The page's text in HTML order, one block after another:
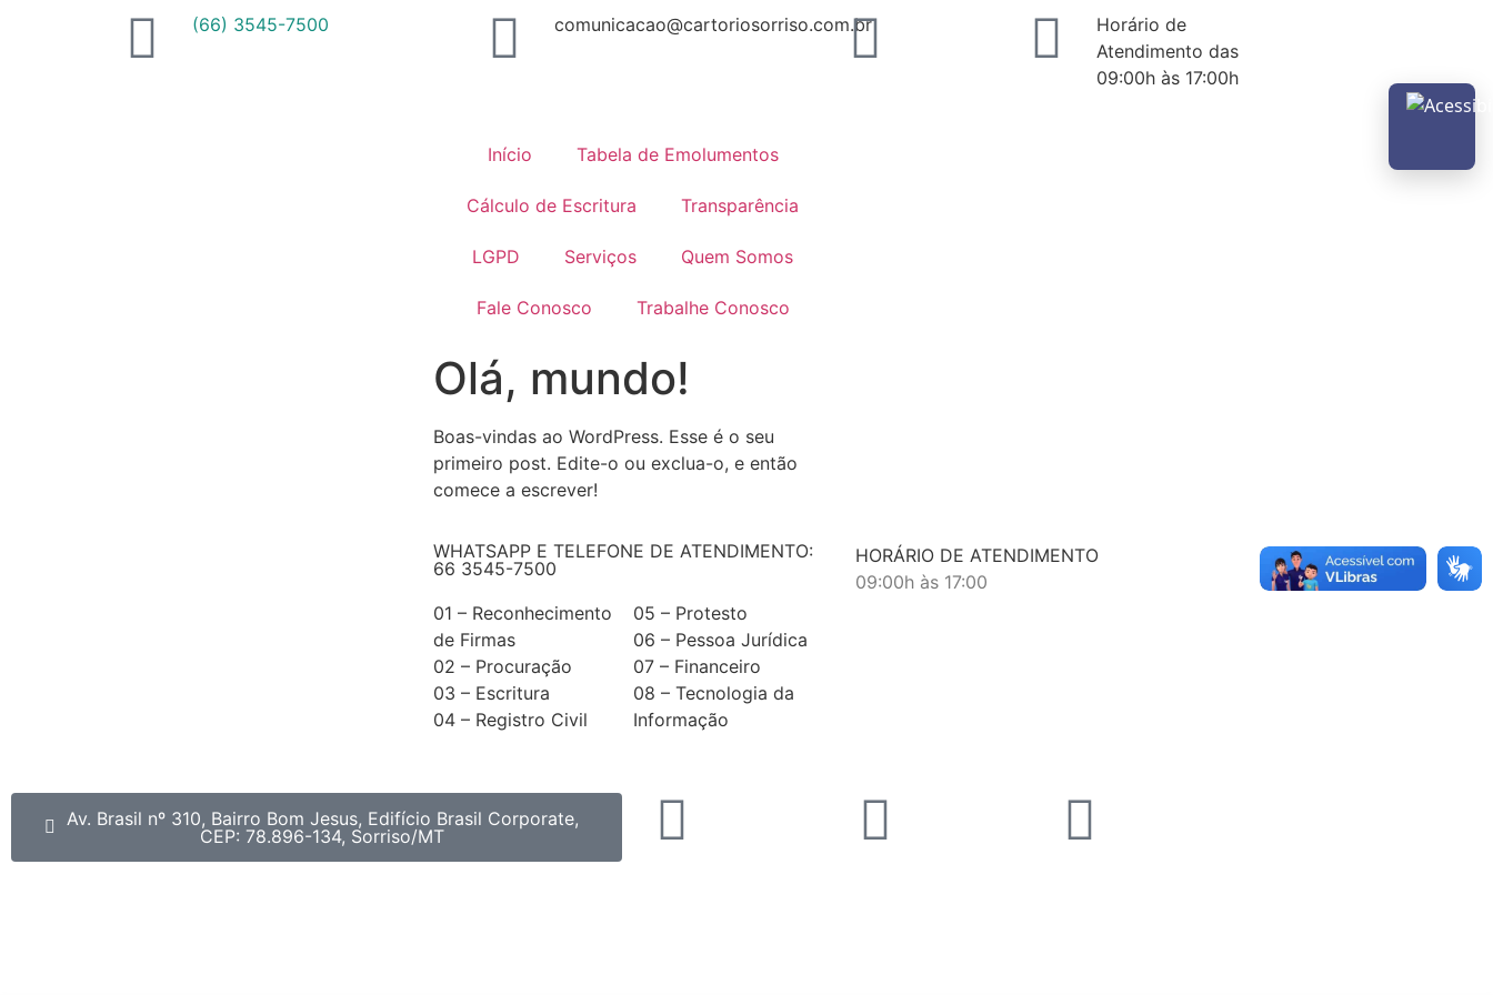
(66) 3545-7500 comunicacao@cartoriosorriso.com.br
Horário de
Atendimento das
09:00h às 17:00h
Início Tabela de Emolumentos
Cálculo de Escritura Transparência
LGPD Serviços Quem Somos
Fale Conosco Trabalhe Conosco
Olá, mundo!
Boas-vindas ao WordPress. Esse é o seu
primeiro post. Edite-o ou exclua-o, e então
comece a escrever!
WHATSAPP E TELEFONE DE ATENDIMENTO:
66 3545-7500
01 – Reconhecimento
de Firmas
02 – Procuração
03 – Escritura
04 – Registro Civil
05 – Protesto
06 – Pessoa Jurídica
07 – Financeiro
08 – Tecnologia da
Informação
HORÁRIO DE ATENDIMENTO
09:00h às 17:00
Av. Brasil nº 310, Bairro Bom Jesus, Edifício Brasil Corporate,
CEP: 78.896-134, Sorriso/MT